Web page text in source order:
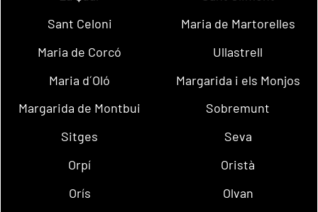
Sant Celoni
Maria de Martorelles
Maria de Corcó
Ullastrell
Maria d´Oló
Margarida i els Monjos
Margarida de Montbui
Sobremunt
Sitges
Seva
Orpí
Oristà
Orís
Olvan